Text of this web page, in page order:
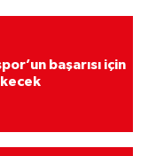
başarısı için